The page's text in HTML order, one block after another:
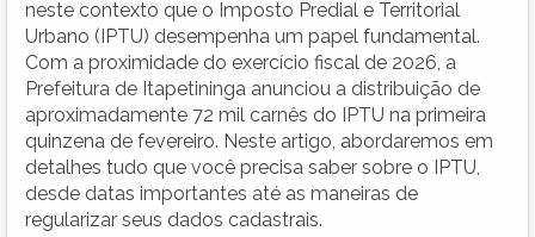
neste contexto que o Imposto Predial e Territorial
Urbano (IPTU) desempenha um papel fundamental.
Com a proximidade do exercício fiscal de 2026, a
Prefeitura de Itapetininga anunciou a distribuição de
aproximadamente 72 mil carnês do IPTU na primeira
quinzena de fevereiro. Neste artigo, abordaremos em
detalhes tudo que você precisa saber sobre o IPTU,
desde datas importantes até as maneiras de
regularizar seus dados cadastrais.